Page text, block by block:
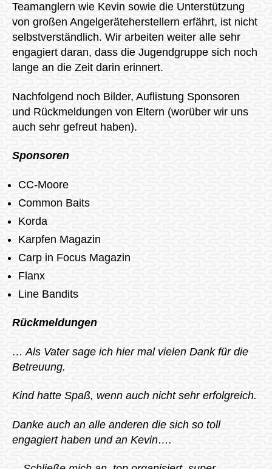
Teamanglern wie Kevin sowie die Unterstützung
von großen Angelgeräteherstellern erfährt, ist nicht
selbstverständlich. Wir arbeiten weiter alle sehr
engagiert daran, dass die Jugendgruppe sich noch
lange an die Zeit darin erinnert.
Nachfolgend noch Bilder, Auflistung Sponsoren
und Rückmeldungen von Eltern (worüber wir uns
auch sehr gefreut haben).
Sponsoren
CC-Moore
Common Baits
Korda
Karpfen Magazin
Carp in Focus Magazin
Flanx
Line Bandits
Rückmeldungen
… Als Vater sage ich hier mal vielen Dank für die
Betreuung.
Kind hatte Spaß, wenn auch nicht sehr erfolgreich.
Danke auch an alle anderen die sich so toll
engagiert haben und an Kevin….